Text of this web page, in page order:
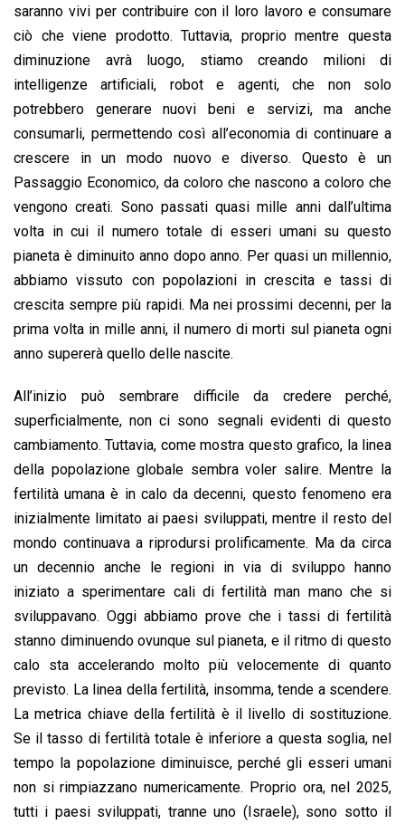
o
o
k
A
p
p
d
I
d
s
i
n
k
saranno vivi per contribuire con il loro lavoro e consumare
ciò che viene prodotto. Tuttavia, proprio mentre questa
diminuzione avrà luogo, stiamo creando milioni di
intelligenze artificiali, robot e agenti, che non solo
potrebbero generare nuovi beni e servizi, ma anche
consumarli, permettendo così all’economia di continuare a
crescere in un modo nuovo e diverso. Questo è un
Passaggio Economico, da coloro che nascono a coloro che
vengono creati. Sono passati quasi mille anni dall’ultima
volta in cui il numero totale di esseri umani su questo
pianeta è diminuito anno dopo anno. Per quasi un millennio,
abbiamo vissuto con popolazioni in crescita e tassi di
crescita sempre più rapidi. Ma nei prossimi decenni, per la
prima volta in mille anni, il numero di morti sul pianeta ogni
anno supererà quello delle nascite.
All’inizio può sembrare difficile da credere perché,
superficialmente, non ci sono segnali evidenti di questo
cambiamento. Tuttavia, come mostra questo grafico, la linea
della popolazione globale sembra voler salire. Mentre la
fertilità umana è in calo da decenni, questo fenomeno era
inizialmente limitato ai paesi sviluppati, mentre il resto del
mondo continuava a riprodursi prolificamente. Ma da circa
un decennio anche le regioni in via di sviluppo hanno
iniziato a sperimentare cali di fertilità man mano che si
sviluppavano. Oggi abbiamo prove che i tassi di fertilità
stanno diminuendo ovunque sul pianeta, e il ritmo di questo
calo sta accelerando molto più velocemente di quanto
previsto. La linea della fertilità, insomma, tende a scendere.
La metrica chiave della fertilità è il livello di sostituzione.
Se il tasso di fertilità totale è inferiore a questa soglia, nel
tempo la popolazione diminuisce, perché gli esseri umani
non si rimpiazzano numericamente. Proprio ora, nel 2025,
tutti i paesi sviluppati, tranne uno (Israele), sono sotto il